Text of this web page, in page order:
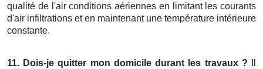
qualité de l'air conditions aériennes en limitant les courants
d'air infiltrations et en maintenant une température intérieure
constante.
11. Dois-je quitter mon domicile durant les travaux ?